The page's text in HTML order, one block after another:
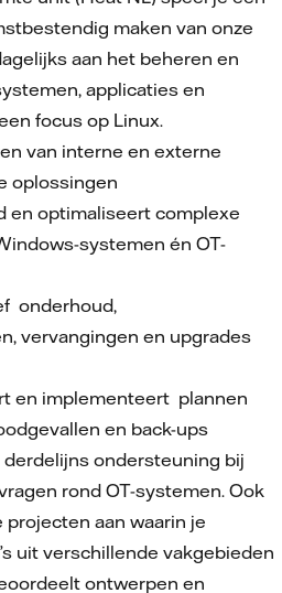
maken van onze
aan het beheren en
applicaties en
focus op Linux.
van interne en externe
oplossingen
en optimaliseert complexe
systemen én OT-
onderhoud,
vervangingen en upgrades
en implementeert plannen
en back-ups
ondersteuning bij
rond OT-systemen. Ook
aan waarin je
uit verschillende vakgebieden
ontwerpen en